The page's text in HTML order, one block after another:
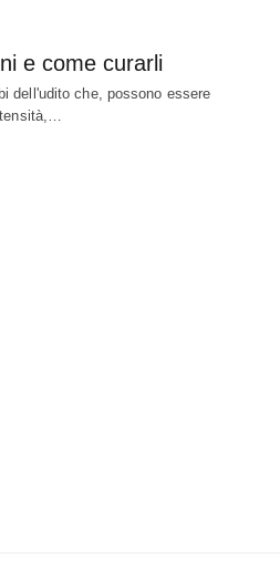
e come curarli
dell'udito che, possono essere